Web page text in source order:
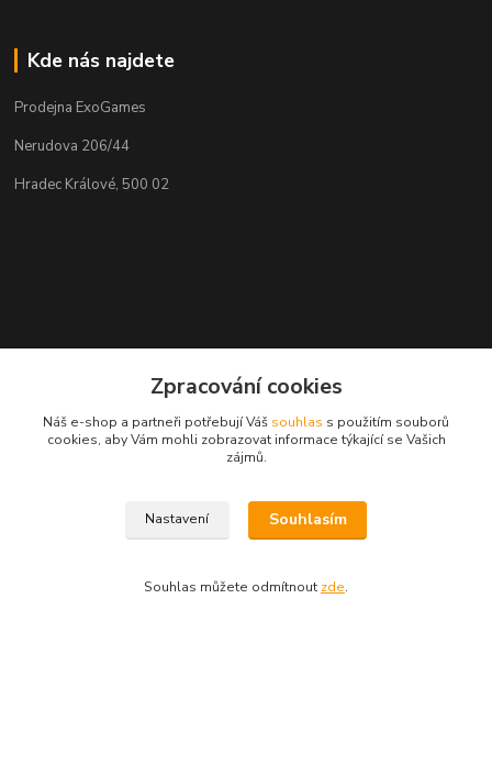
Kde nás najdete
Prodejna ExoGames
Nerudova 206/44
Hradec Králové, 500 02
GPS 50.2103933N, 15.8115061E
Zpracování cookies
Náš e-shop a partneři potřebují Váš souhlas s použitím souborů
cookies, aby Vám mohli zobrazovat informace týkající se Vašich
zájmů.
Nastavení Souhlasím
Souhlas můžete odmítnout zde.